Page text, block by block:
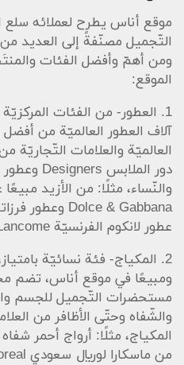
موقع أناس يطرح لعملائه
التّجميل مصنّفةً إلى العديد من
ومن أهمّ وأفضل الفئات
الموقع:
1. العطور- من الفئات
آلاف العطور العالميّة من أفضل
والنّساء، مثلًا: من الأزيد
عطور لانكوم الفرنسيّة Lancome وغيرهم.
2. المكياج- فئة نسائيّة
ومبيعًا في موقع أناس، تضم
مستحضرات التّجميل للجسم
والشّفاه وحتّى الأظافر من
من ماسكارا لوريال سعودي Loreal وغيرهم.